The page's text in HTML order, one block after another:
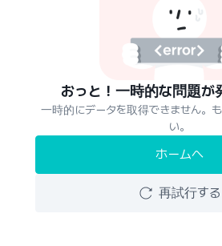
おっと！一時的な問題が
一時的にデータを取得できません。
い。
ホームへ
再試行する